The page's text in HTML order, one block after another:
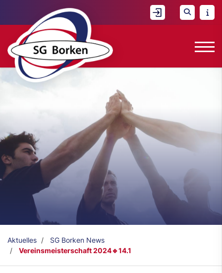
Aktuelles
SG Borken News
Vereinsmeisterschaft 2024🔹14.1